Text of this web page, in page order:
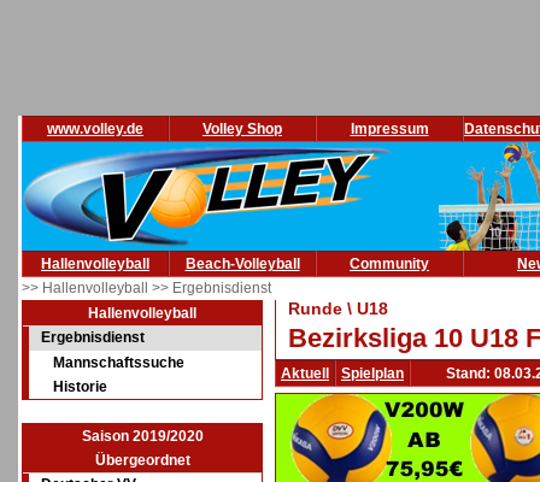
www.volley.de Volley Shop Impressum
Hallenvolleyball Beach-Volleyball Community
>> Hallenvolleyball >> Ergebnisdienst
Hallenvolleyball
Ergebnisdienst
Mannschaftssuche
Historie
Saison 2019/2020
Übergeordnet
Runde \ U18
Bezirksliga 10 U18
Aktuell Spielplan Stand: